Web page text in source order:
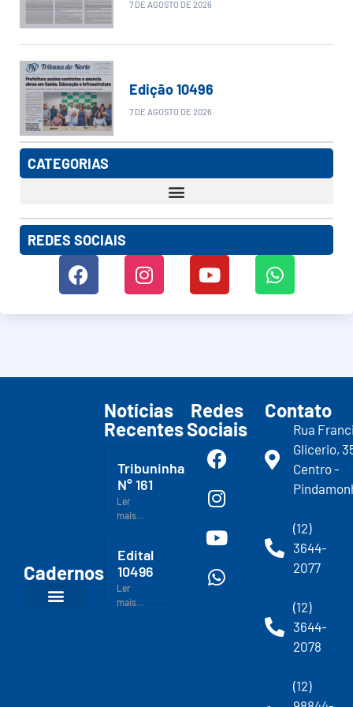
7 DE AGOSTO DE 2026
Edição 10496
7 DE AGOSTO DE 2026
CATEGORIAS
REDES SOCIAIS
Cadernos
Notícias
Recentes
Tribuninha
N° 161
Ler
mais...
Edital
10496
Ler
mais...
Redes
Sociais
Contato
Rua
Glicerio,
Centro -
(12)
3644-
2077
(12)
3644-
2078
(12)